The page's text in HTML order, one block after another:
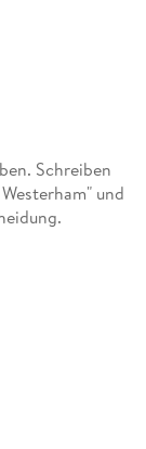
Schreiben
und